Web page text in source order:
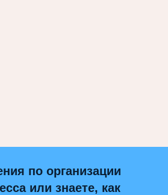
по организации
или знаете, как